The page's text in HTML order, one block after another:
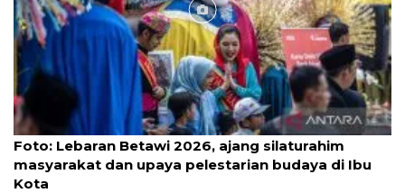
Foto
Foto: Lebaran Betawi 2026, ajang silaturahim
masyarakat dan upaya pelestarian budaya di Ibu
Kota